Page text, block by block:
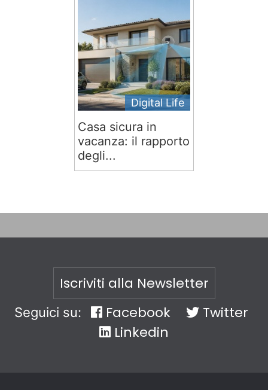
Digital Life
Casa sicura in
vacanza: il rapporto
degli...
Iscriviti alla Newsletter
Seguici su: Facebook
Twitter
Linkedin